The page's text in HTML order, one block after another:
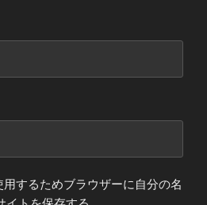
するためブラウザーに自分の名